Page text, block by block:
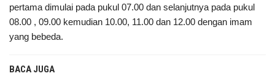
pertama dimulai pada pukul 07.00 dan selanjutnya pada pukul
08.00 , 09.00 kemudian 10.00, 11.00 dan 12.00 dengan imam
yang bebeda.
BACA JUGA